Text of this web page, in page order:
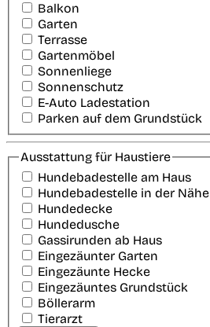
Balkon
Garten
Terrasse
Gartenmöbel
Sonnenliege
Sonnenschutz
E-Auto Ladestation
Parken auf dem Grundstück
Ausstattung für Haustiere
Hundebadestelle am Haus
Hundebadestelle in der Nähe
Hundedecke
Hundedusche
Gassirunden ab Haus
Eingezäunter Garten
Eingezäunte Hecke
Eingezäuntes Grundstück
Böllerarm
Tierarzt